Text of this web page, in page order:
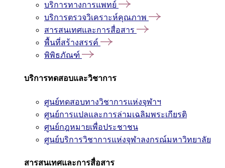
บริการทางการแพทย์
บริการตรวจวิเคราะห์คุณภาพ
สารสนเทศและการสื่อสาร
พื้นที่สร้างสรรค์
พิพิธภัณฑ์
บริการทดสอบและวิชาการ
ศูนย์ทดสอบทางวิชาการแห่งจุฬาฯ
ศูนย์การแปลและการล่ามเฉลิมพระเกียรติ
ศูนย์กฎหมายเพื่อประชาชน
ศูนย์บริการวิชาการแห่งจุฬาลงกรณ์มหาวิทยาลัย
สารสนเทศและการสื่อสาร